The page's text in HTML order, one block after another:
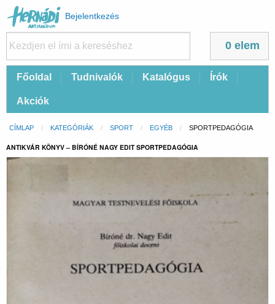
Felhasználói
fiók
menüje
Bejelentkezés
0 elem
FőFőoldal Tudnivalók Katalógus Írók
Akciók
Morzsa
CÍMLAP KATEGÓRIÁK SPORT EGYÉB CURRENT:
SPORTPEDAGÓGIA
ANTIKVÁR KÖNYV – BÍRÓNÉ NAGY EDIT SPORTPEDAGÓGIA